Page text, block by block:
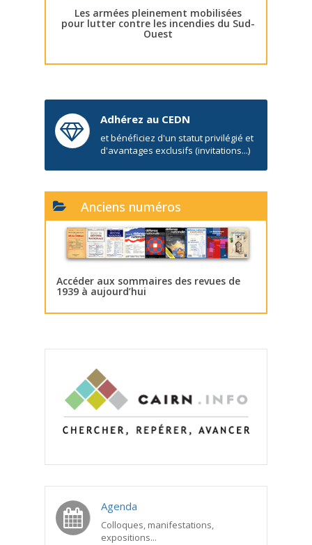
Les armées pleinement mobilisées
pour lutter contre les incendies du Sud-
Ouest
Adhérez au CEDN
et bénéficiez d'un statut privilégié et
d'avantages exclusifs (invitations...)
Anciens numéros
Accéder aux sommaires des revues de
1939 à aujourd’hui
Agenda
Colloques, manifestations,
expositions...